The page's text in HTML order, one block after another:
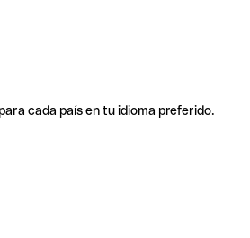
cada país en tu idioma preferido.